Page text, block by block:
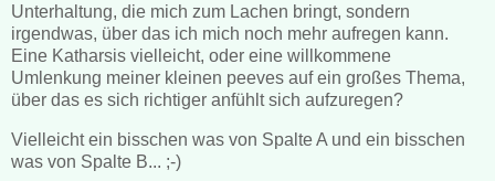
Unterhaltung, die mich zum Lachen bringt, sondern
irgendwas, über das ich mich noch mehr aufregen kann.
Eine Katharsis vielleicht, oder eine willkommene
Umlenkung meiner kleinen peeves auf ein großes Thema,
über das es sich richtiger anfühlt sich aufzuregen?
Vielleicht ein bisschen was von Spalte A und ein bisschen
was von Spalte B... ;-)